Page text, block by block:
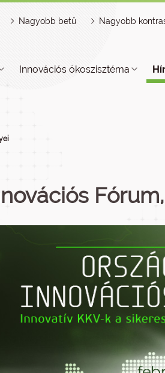
Nagyobb betű Nagyobb
Innovációs ökoszisztéma